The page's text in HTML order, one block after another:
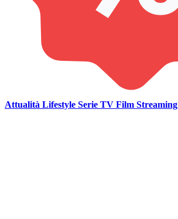
Attualità Lifestyle Serie TV Film Streaming